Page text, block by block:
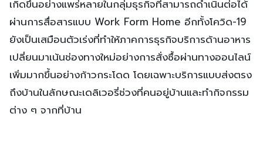
เกิดขึ้นอย่างแพร่หลายในกลุ่มธุรกิจที่สามารถดำเนินต่อได้
ผ่านการสื่อสารแบบ Work Form Home อีกทั้งโควิด-19
ยังเป็นเสมือนตัวเร่งที่ทำให้ภาคการธุรกิจบริการด้านอาหาร
เปลี่ยนมาเน้นช่องทางใหม่อย่างการสั่งซื้อผ่านทางออนไลน์
เพิ่มมากขึ้นอย่างก้าวกระโดด โดยเฉพาะบริการแบบส่งตรง
ถึงบ้านในลักษณะเดลิเวอรี่ช่วงที่คนอยู่บ้านและทำกิจกรรม
ต่าง ๆ จากที่บ้าน